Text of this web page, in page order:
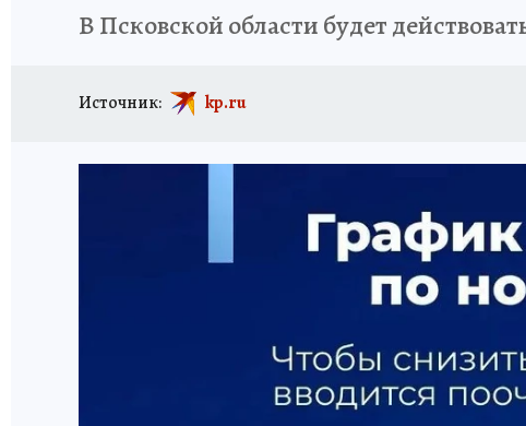
В Псковской области будет
Источник: kp.ru